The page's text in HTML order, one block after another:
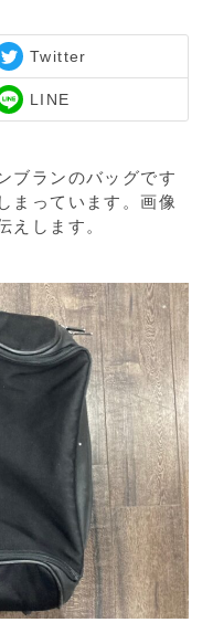
Twitter
LINE
ブランのバッグです
まっています。画像
えします。